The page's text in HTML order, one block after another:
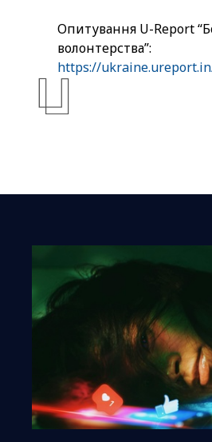
Опитування U-Report
волонтерства”:
https://